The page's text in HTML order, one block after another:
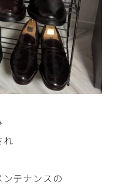
れ
テナンスの